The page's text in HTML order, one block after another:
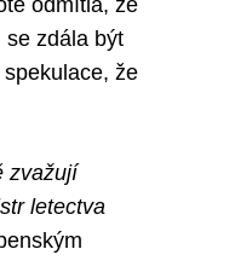
se zdála být
že
zvažují
letectva